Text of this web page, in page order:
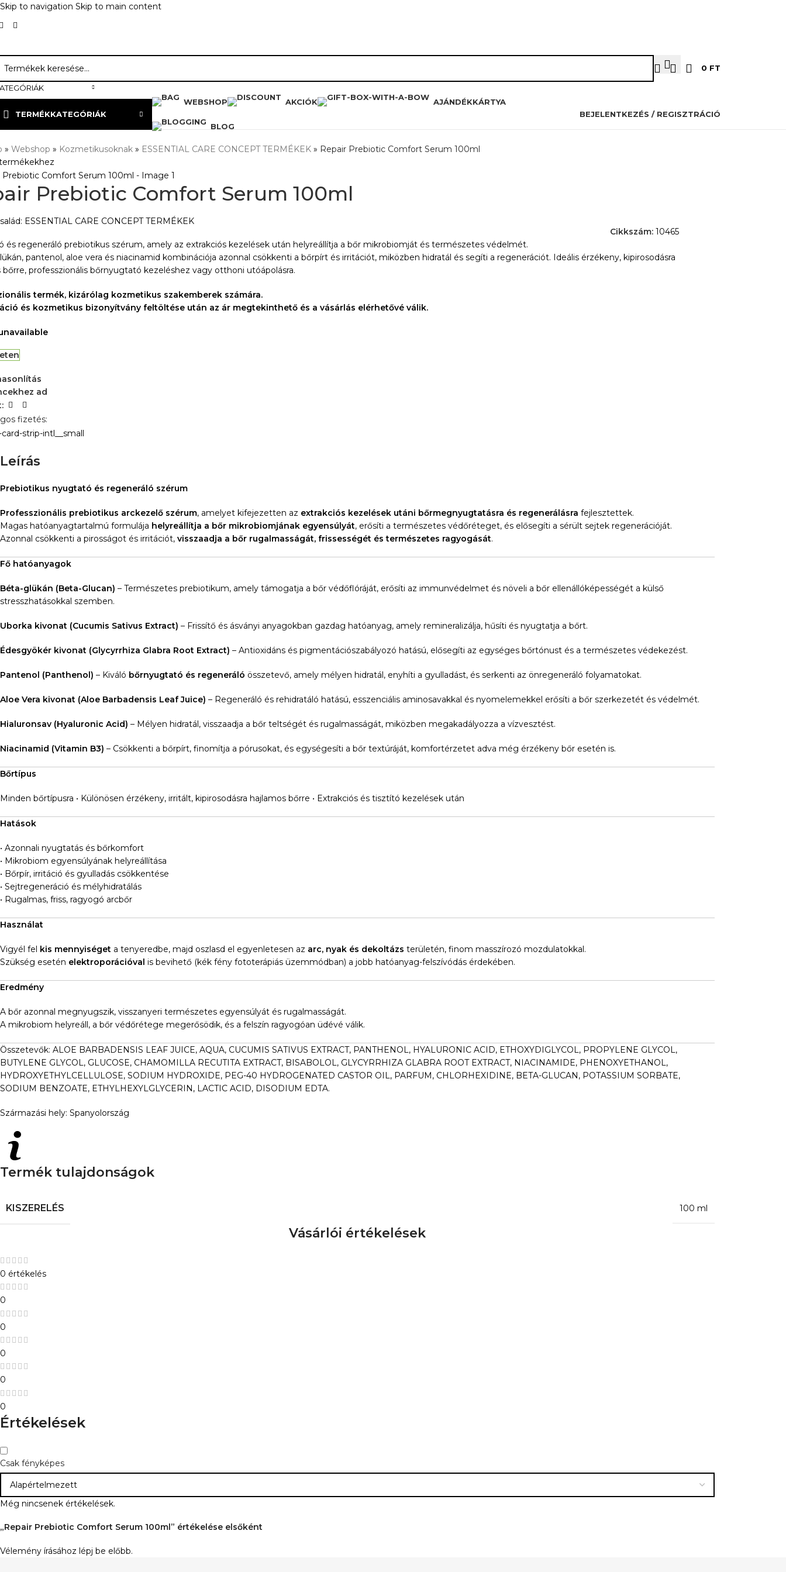
Skip to navigation Skip to main content
0 FT
TERMÉKKATEGÓRIÁK
WEBSHOP AKCIÓK AJÁNDÉKKÁRTYA
BLOG
BEJELENTKEZÉS / REGISZTRÁCIÓ
»Webshop » Kozmetikusoknak » ESSENTIAL CARE CONCEPT TERMÉKEK » Repair Prebiotic Comfort Serum 100ml
Prebiotic Comfort Serum 100ml
ESSENTIAL CARE CONCEPT TERMÉKEK
Cikkszám:10465
és regeneráló prebiotikus szérum, amely az extrakciós kezelések után helyreállítja a bőr mikrobiomját és természetes védelmét.
pantenol, aloe vera és niacinamid kombinációja azonnal csökkenti a bőrpírt és irritációt, miközben hidratál és segíti a regenerációt. Ideális érzékeny, kipirosodásra
bőrre, professzionális bőrnyugtató kezeléshez vagy otthoni utóápolásra.
termék, kizárólag kozmetikus szakemberek számára.
és kozmetikus bizonyítvány feltöltése után az ár megtekinthető és a vásárlás elérhetővé válik.
ad
fizetés:
Leírás
Prebiotikus nyugtató és regeneráló szérum
Professzionális prebiotikus arckezelő szérum, amelyet kifejezetten az extrakciós kezelések utáni bőrmegnyugtatásra és regenerálásra fejlesztettek.
Magas hatóanyagtartalmú formulája helyreállítja a bőr mikrobiomjának egyensúlyát, erősíti a természetes védőréteget, és elősegíti a sérült sejtek regenerációját.
Azonnal csökkenti a pirosságot és irritációt, visszaadja a bőr rugalmasságát, frissességét és természetes ragyogását.
Fő hatóanyagok
Béta-glükán (Beta-Glucan) – Természetes prebiotikum, amely támogatja a bőr védőflóráját, erősíti az immunvédelmet és növeli a bőr ellenállóképességét a külső
stresszhatásokkal szemben.
Uborka kivonat (Cucumis Sativus Extract) – Frissítő és ásványi anyagokban gazdag hatóanyag, amely remineralizálja, hűsíti és nyugtatja a bőrt.
Édesgyökér kivonat (Glycyrrhiza Glabra Root Extract) – Antioxidáns és pigmentációszabályozó hatású, elősegíti az egységes bőrtónust és a természetes védekezést.
Pantenol (Panthenol) – Kiváló bőrnyugtató és regeneráló összetevő, amely mélyen hidratál, enyhíti a gyulladást, és serkenti az önregeneráló folyamatokat.
Aloe Vera kivonat (Aloe Barbadensis Leaf Juice) – Regeneráló és rehidratáló hatású, esszenciális aminosavakkal és nyomelemekkel erősíti a bőr szerkezetét és védelmét.
Hialuronsav (Hyaluronic Acid) – Mélyen hidratál, visszaadja a bőr teltségét és rugalmasságát, miközben megakadályozza a vízvesztést.
Niacinamid (Vitamin B3) – Csökkenti a bőrpírt, finomítja a pórusokat, és egységesíti a bőr textúráját, komfortérzetet adva még érzékeny bőr esetén is.
Bőrtípus
Minden bőrtípusra • Különösen érzékeny, irritált, kipirosodásra hajlamos bőrre • Extrakciós és tisztító kezelések után
Hatások
• Azonnali nyugtatás és bőrkomfort
• Mikrobiom egyensúlyának helyreállítása
• Bőrpír, irritáció és gyulladás csökkentése
• Sejtregeneráció és mélyhidratálás
• Rugalmas, friss, ragyogó arcbőr
Használat
Vigyél fel kis mennyiséget a tenyeredbe, majd oszlasd el egyenletesen az arc, nyak és dekoltázs területén, finom masszírozó mozdulatokkal.
Szükség esetén elektroporációval is bevihető (kék fény fototerápiás üzemmódban) a jobb hatóanyag-felszívódás érdekében.
Eredmény
A bőr azonnal megnyugszik, visszanyeri természetes egyensúlyát és rugalmasságát.
A mikrobiom helyreáll, a bőr védőrétege megerősödik, és a felszín ragyogóan üdévé válik.
Összetevők: ALOE BARBADENSIS LEAF JUICE, AQUA, CUCUMIS SATIVUS EXTRACT, PANTHENOL, HYALURONIC ACID, ETHOXYDIGLYCOL, PROPYLENE GLYCOL,
BUTYLENE GLYCOL, GLUCOSE, CHAMOMILLA RECUTITA EXTRACT, BISABOLOL, GLYCYRRHIZA GLABRA ROOT EXTRACT, NIACINAMIDE, PHENOXYETHANOL,
HYDROXYETHYLCELLULOSE, SODIUM HYDROXIDE, PEG-40 HYDROGENATED CASTOR OIL, PARFUM, CHLORHEXIDINE, BETA-GLUCAN, POTASSIUM SORBATE,
SODIUM BENZOATE, ETHYLHEXYLGLYCERIN, LACTIC ACID, DISODIUM EDTA.
Származási hely: Spanyolország
Termék tulajdonságok
KISZERELÉS 100 ml
Vásárlói értékelések
0 értékelés
0
0
0
0
0
Értékelések
Csak fényképes
Még nincsenek értékelések.
„Repair Prebiotic Comfort Serum 100ml” értékelése elsőként
Vélemény írásához lépj be előbb.